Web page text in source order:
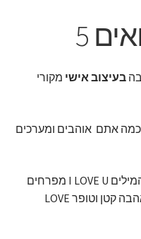
5
בעיצוב אישי מקורי
כמה אתם אוהבים ומערכים
קופסת אהבה מיוחדת המרכיבה את המילים I LOVE U מפרחים
מלכותיים בשני צבעים, בשילוב דובי אהבה קטן וטופר LOVE